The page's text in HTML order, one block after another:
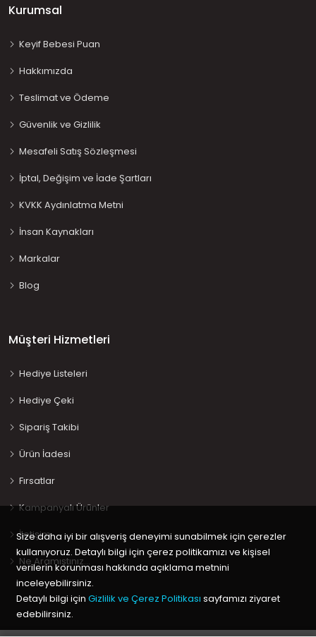
Kurumsal
Keyif Bebesi Puan
Hakkımızda
Teslimat ve Ödeme
Güvenlik ve Gizlilik
Mesafeli Satış Sözleşmesi
İptal, Değişim ve İade Şartları
KVKK Aydınlatma Metni
İnsan Kaynakları
Markalar
Blog
Müşteri Hizmetleri
Hediye Listeleri
Hediye Çeki
Sipariş Takibi
Ürün İadesi
Fırsatlar
Kampanyalı Ürünler
İletişim
Ne Aramıştınız…
Size daha iyi bir alışveriş deneyimi sunabilmek için çerezler
kullanıyoruz. Detaylı bilgi için çerez politikamızı ve kişisel
verilerin korunması hakkında açıklama metnini
inceleyebilirsiniz.
Detaylı bilgi için Gizlilik ve Çerez Politikası sayfamızı ziyaret
edebilirsiniz.